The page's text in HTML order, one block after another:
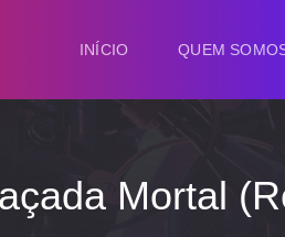
INÍCIO QUEM
Mortal